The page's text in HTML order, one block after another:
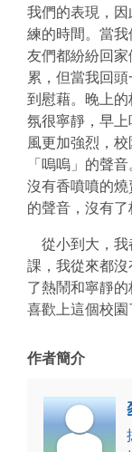
我們的表現，因
練的時間。當
友們都紛紛回
累，但當我回
到慰藉。晚上
氛很寧靜，早上
風更加強烈，
「嗚嗚」的聲
沒有香噴噴的
的聲音，沒有了
從小到大，
課，我從來都
了熱鬧和寧靜
喜歡上這個校園
作者簡介